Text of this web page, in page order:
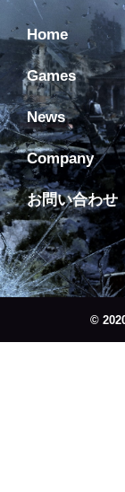
Home
Games
News
Company
お問い合わせ
©